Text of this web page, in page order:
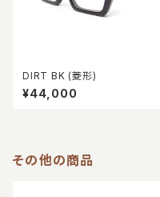
DIRT BK (菱形)
¥44,000
その他の商品